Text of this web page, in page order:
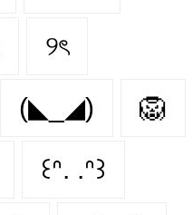
୨ৎ
(◣_◢) 🦁
꒰ᐢ. .ᐢ꒱